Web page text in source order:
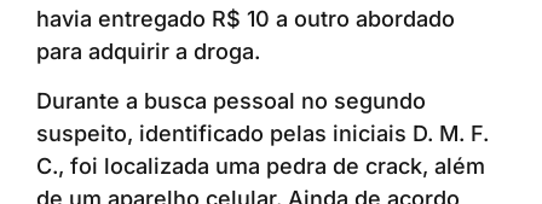
havia entregado R$ 10 a outro abordado
para adquirir a droga.
Durante a busca pessoal no segundo
suspeito, identificado pelas iniciais D. M. F.
C., foi localizada uma pedra de crack, além
de um aparelho celular. Ainda de acordo